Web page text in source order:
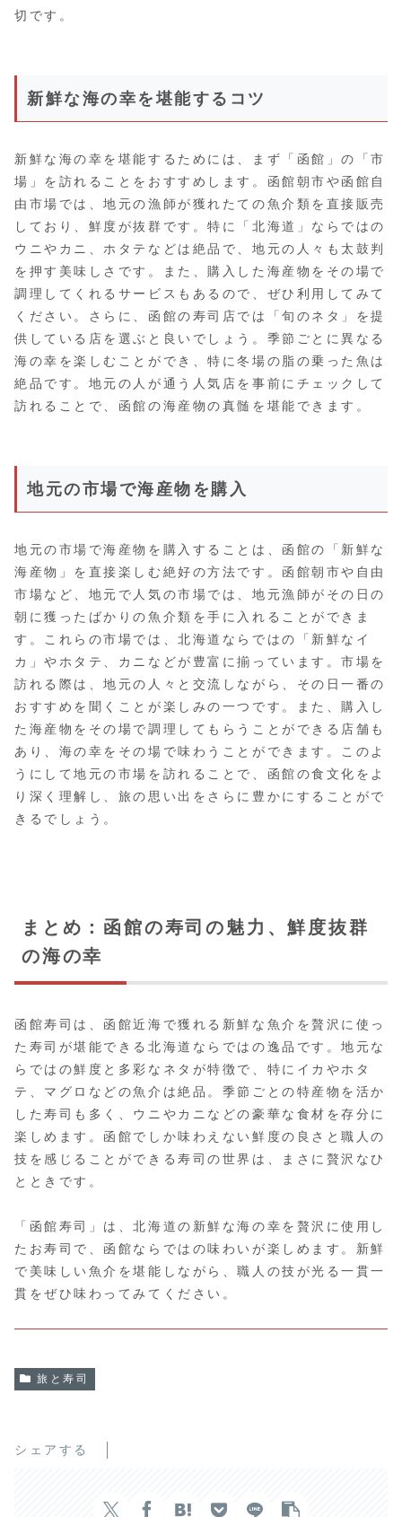
切です。
新鮮な海の幸を堪能するコツ
新鮮な海の幸を堪能するためには、まず「函館」の「市
場」を訪れることをおすすめします。函館朝市や函館自
由市場では、地元の漁師が獲れたての魚介類を直接販売
しており、鮮度が抜群です。特に「北海道」ならではの
ウニやカニ、ホタテなどは絶品で、地元の人々も太鼓判
を押す美味しさです。また、購入した海産物をその場で
調理してくれるサービスもあるので、ぜひ利用してみて
ください。さらに、函館の寿司店では「旬のネタ」を提
供している店を選ぶと良いでしょう。季節ごとに異なる
海の幸を楽しむことができ、特に冬場の脂の乗った魚は
絶品です。地元の人が通う人気店を事前にチェックして
訪れることで、函館の海産物の真髄を堪能できます。
地元の市場で海産物を購入
地元の市場で海産物を購入することは、函館の「新鮮な
海産物」を直接楽しむ絶好の方法です。函館朝市や自由
市場など、地元で人気の市場では、地元漁師がその日の
朝に獲ったばかりの魚介類を手に入れることができま
す。これらの市場では、北海道ならではの「新鮮なイ
カ」やホタテ、カニなどが豊富に揃っています。市場を
訪れる際は、地元の人々と交流しながら、その日一番の
おすすめを聞くことが楽しみの一つです。また、購入し
た海産物をその場で調理してもらうことができる店舗も
あり、海の幸をその場で味わうことができます。このよ
うにして地元の市場を訪れることで、函館の食文化をよ
り深く理解し、旅の思い出をさらに豊かにすることがで
きるでしょう。
まとめ：函館の寿司の魅力、鮮度抜群
の海の幸
函館寿司は、函館近海で獲れる新鮮な魚介を贅沢に使っ
た寿司が堪能できる北海道ならではの逸品です。地元な
らではの鮮度と多彩なネタが特徴で、特にイカやホタ
テ、マグロなどの魚介は絶品。季節ごとの特産物を活か
した寿司も多く、ウニやカニなどの豪華な食材を存分に
楽しめます。函館でしか味わえない鮮度の良さと職人の
技を感じることができる寿司の世界は、まさに贅沢なひ
とときです。
「函館寿司」は、北海道の新鮮な海の幸を贅沢に使用し
たお寿司で、函館ならではの味わいが楽しめます。新鮮
で美味しい魚介を堪能しながら、職人の技が光る一貫一
貫をぜひ味わってみてください。
旅と寿司
シェアする